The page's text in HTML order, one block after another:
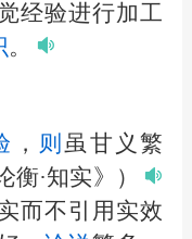
经验进行加工
。
， 则 虽甘义繁
衡·知实》）
而不引用实效